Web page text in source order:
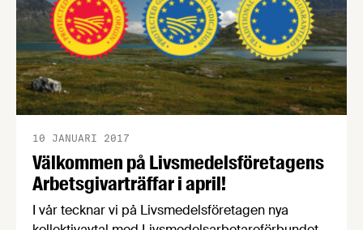
Välkommen på Livsmedelsföretagens
Arbetsgivarträffar i april!
10 JANUARI 2017
I vår tecknar vi på Livsmedelsföretagen nya